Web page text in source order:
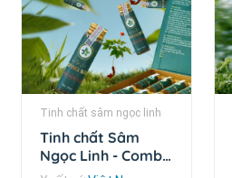
Tinh chất sâm ngọc linh
Tinh chất Sâm
Ngọc Linh - Combo
10 chai